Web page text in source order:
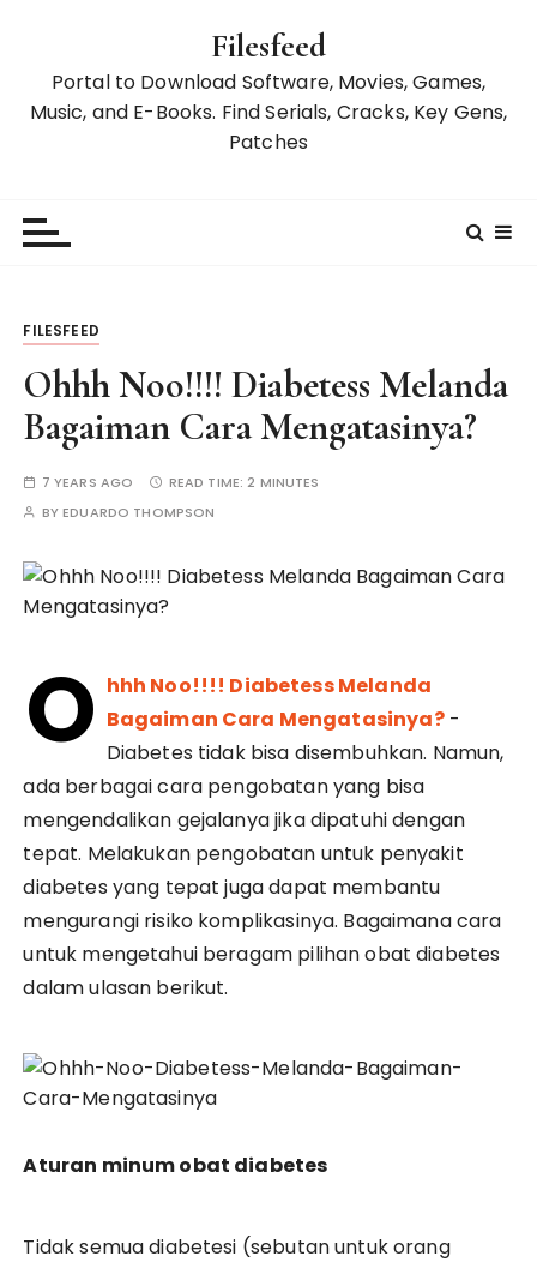
Filesfeed
Portal to Download Software, Movies, Games,
Music, and E-Books. Find Serials, Cracks, Key Gens,
Patches
FILESFEED
Ohhh Noo!!!! Diabetess Melanda
Bagaiman Cara Mengatasinya?
7 YEARS AGO READ TIME:2 MINUTES
BYEDUARDO THOMPSON
O hhh Noo!!!! Diabetess Melanda
Bagaiman Cara Mengatasinya?-
Diabetes tidak bisa disembuhkan. Namun,
ada berbagai cara pengobatan yang bisa
mengendalikan gejalanya jika dipatuhi dengan
tepat. Melakukan pengobatan untuk penyakit
diabetes yang tepat juga dapat membantu
mengurangi risiko komplikasinya. Bagaimana cara
untuk mengetahui beragam pilihan obat diabetes
dalam ulasan berikut.
Aturan minum obat diabetes
Tidak semua diabetesi (sebutan untuk orang